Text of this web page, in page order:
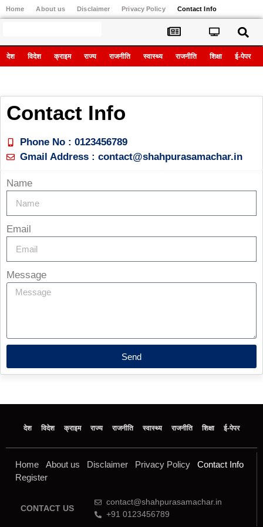
Home About us Disclaimer Privacy Policy Contact Info
देश विदेश क्राइम राज्य राजनीति स्वास्थ्य राजनीति शिक्षा ई-पेपर
Contact Info
Phone No : 0123456789
Gmail Address : contact@shahpurasamachar.in
Name
Email
Message
Send
देश विदेश क्राइम राज्य राजनीति स्वास्थ्य राजनीति शिक्षा ई-पेपर
Home About us Disclaimer Privacy Policy
Contact Info
Register
CONTACT US
contact@shahpurasamachar.in
+91 0123456789